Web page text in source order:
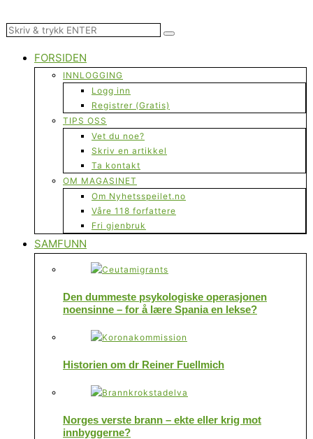
FORSIDEN
INNLOGGING
Logg inn
Registrer (Gratis)
TIPS OSS
Vet du noe?
Skriv en artikkel
Ta kontakt
OM MAGASINET
Om Nyhetsspeilet.no
Våre 118 forfattere
Fri gjenbruk
SAMFUNN
Den dummeste psykologiske operasjonen
noensinne – for å lære Spania en lekse?
Historien om dr Reiner Fuellmich
Norges verste brann – ekte eller krig mot
innbyggerne?